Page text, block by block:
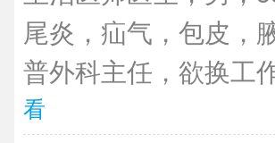
尾炎，疝气，包皮，
普外科主任，欲换工
看